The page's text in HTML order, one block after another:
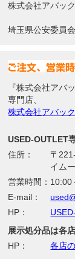
株式会社アバック
埼玉県公安委員
『株式会社アバ
専門店、
株式会社アバッ
USED-OUTLET
住所：
〒
イム
営業時間： 10:00
E-mail：
HP：
展示処分品は各
HP：
各店